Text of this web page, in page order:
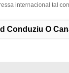
internacional tal
Conduziu O